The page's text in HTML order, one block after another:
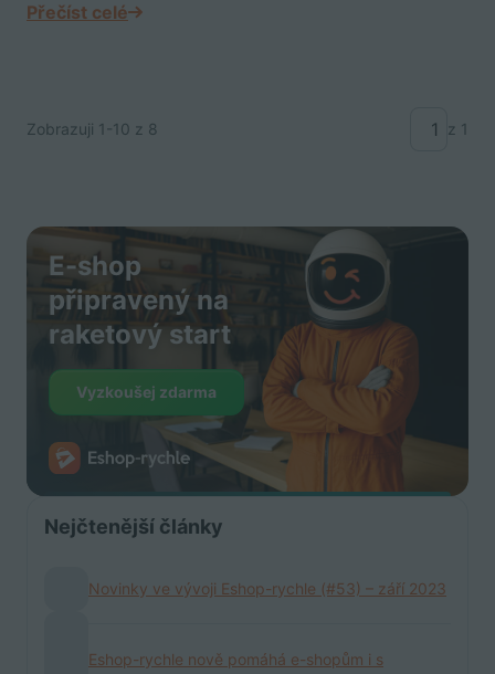
Přečíst celé
Zobrazuji 1-10 z 8 z 1
E-shop
připravený na
raketový start
Vyzkoušej zdarma
Nejčtenější články
Novinky ve vývoji Eshop-rychle (#53) – září 2023
Eshop-rychle nově pomáhá e-shopům i s